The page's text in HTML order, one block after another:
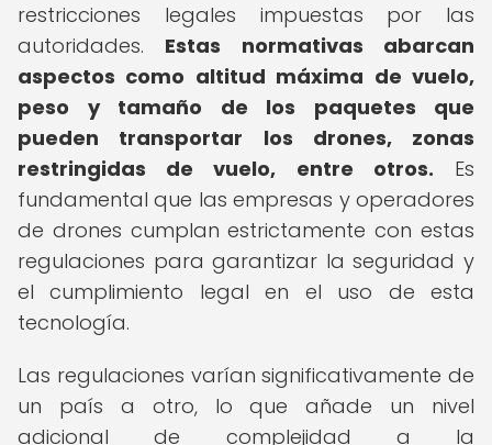
restricciones legales impuestas por las
autoridades. Estas normativas abarcan
aspectos como altitud máxima de vuelo,
peso y tamaño de los paquetes que
pueden transportar los drones, zonas
restringidas de vuelo, entre otros. Es
fundamental que las empresas y operadores
de drones cumplan estrictamente con estas
regulaciones para garantizar la seguridad y
el cumplimiento legal en el uso de esta
tecnología.
Las regulaciones varían significativamente de
un país a otro, lo que añade un nivel
adicional de complejidad a la